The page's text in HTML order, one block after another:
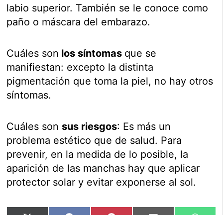
labio superior. También se le conoce como
paño o máscara del embarazo.
Cuáles son los síntomas que se
manifiestan: excepto la distinta
pigmentación que toma la piel, no hay otros
síntomas.
Cuáles son sus riesgos: Es más un
problema estético que de salud. Para
prevenir, en la medida de lo posible, la
aparición de las manchas hay que aplicar
protector solar y evitar exponerse al sol.